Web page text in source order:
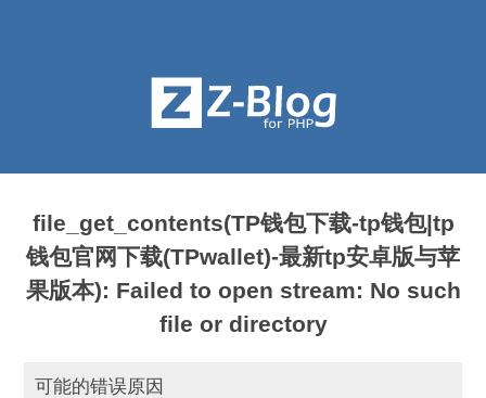
file_get_contents(TP钱包下载-tp钱包|tp
钱包官网下载(TPwallet)-最新tp安卓版与苹
果版本): Failed to open stream: No such
file or directory
可能的错误原因